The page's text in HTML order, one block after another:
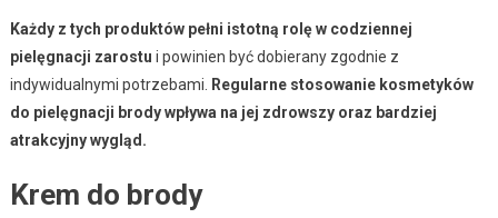
Każdy z tych produktów pełni istotną rolę w codziennej
pielęgnacji zarostu i powinien być dobierany zgodnie z
indywidualnymi potrzebami.
Regularne stosowanie kosmetyków
do pielęgnacji brody wpływa na jej zdrowszy oraz bardziej
atrakcyjny wygląd.
Krem do brody